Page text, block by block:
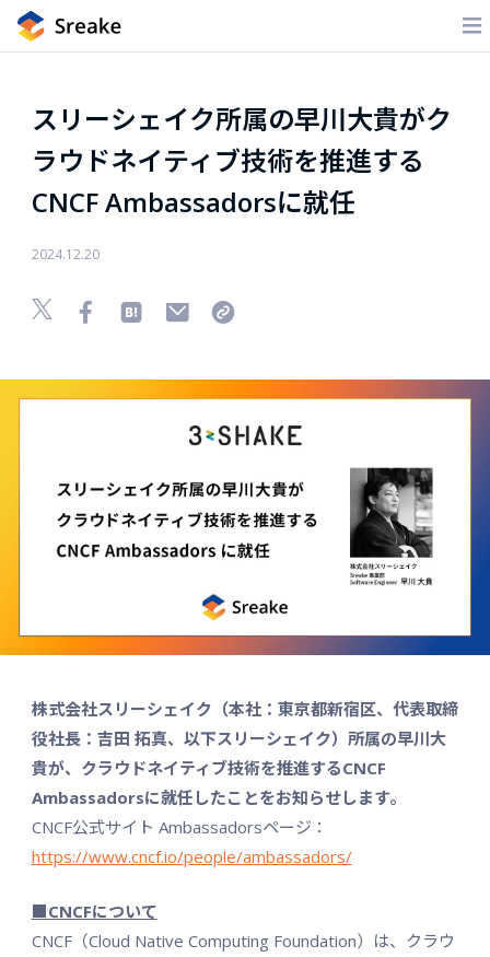
スリーシェイク所属の早川大貴がク
ラウドネイティブ技術を推進する
CNCF Ambassadorsに就任
2024.12.20
株式会社スリーシェイク（本社：東京都新宿区、代表取締
役社長：吉田 拓真、以下スリーシェイク）所属の早川大
貴が、クラウドネイティブ技術を推進するCNCF
Ambassadorsに就任したことをお知らせします。
CNCF公式サイト Ambassadorsページ：
https://www.cncf.io/people/ambassadors/
■CNCFについて
CNCF（Cloud Native Computing Foundation）は、クラウ